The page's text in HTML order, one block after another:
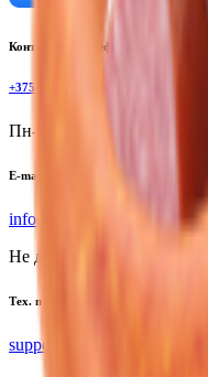
Контактный телефон
+375(29)6875999
Пн-Пт: 8:00 - 17:00
E-mail
info@yoda.by
Не для электронных
Тех. поддержка
support@yoda.by